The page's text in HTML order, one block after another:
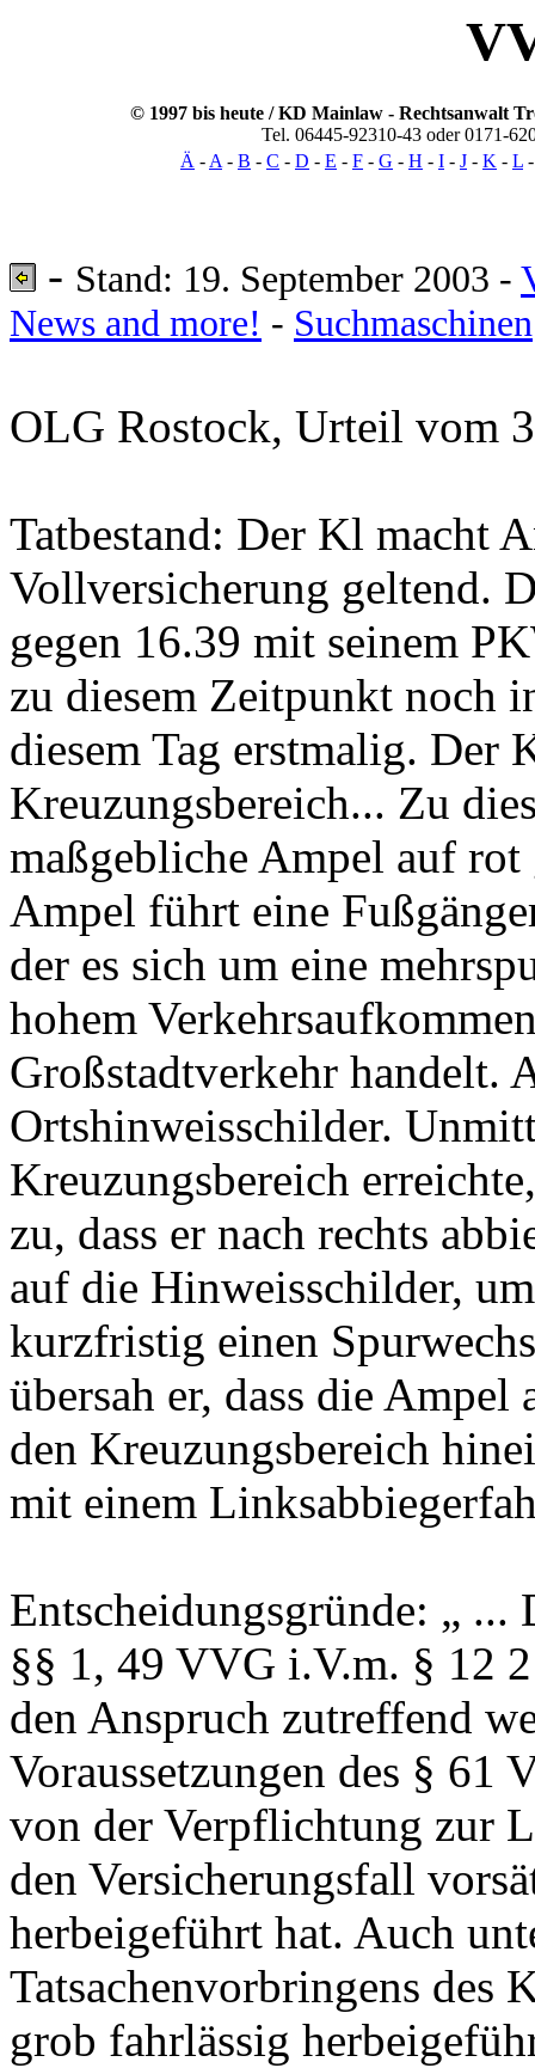
© 1997 bis heute / KD Mainlaw - Rechtsanwalt
Tel. 06445-92310-43 oder 0171-
Ä -A- B - C - D - E - F - G - H - I - J - K - L
- Stand: 19. September 2003 -
News and more! - Suchmaschinen
OLG Rostock, Urteil vom
Tatbestand: Der Kl macht
Vollversicherung geltend.
gegen 16.39 mit seinem
zu diesem Zeitpunkt noch
diesem Tag erstmalig. Der
Kreuzungsbereich... Zu
maßgebliche Ampel auf
Ampel führt eine
der es sich um eine
hohem
Großstadtverkehr handelt.
Ortshinweisschilder.
Kreuzungsbereich
zu, dass er nach rechts
auf die Hinweisschilder,
kurzfristig einen
übersah er, dass die
den Kreuzungsbereich
mit einem
Entscheidungsgründe: „
§§ 1, 49 VVG i.V.m. § 12
den Anspruch zutreffend
Voraussetzungen des § 61
von der Verpflichtung zur
den Versicherungsfall
herbeigeführt hat. Auch
Tatsachenvorbringens des
grob fahrlässig